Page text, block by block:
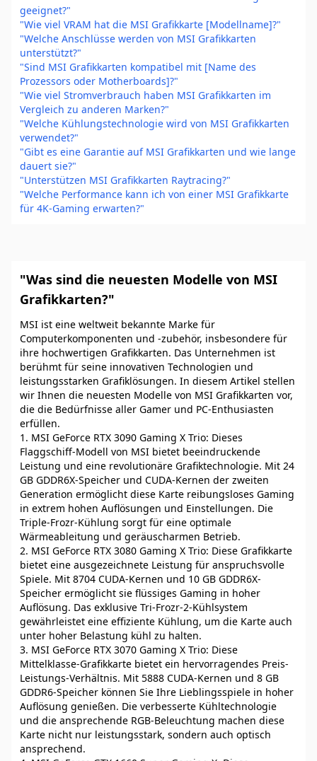
geeignet?"
"Wie viel VRAM hat die MSI Grafikkarte [Modellname]?"
"Welche Anschlüsse werden von MSI Grafikkarten
unterstützt?"
"Sind MSI Grafikkarten kompatibel mit [Name des
Prozessors oder Motherboards]?"
"Wie viel Stromverbrauch haben MSI Grafikkarten im
Vergleich zu anderen Marken?"
"Welche Kühlungstechnologie wird von MSI Grafikkarten
verwendet?"
"Gibt es eine Garantie auf MSI Grafikkarten und wie lange
dauert sie?"
"Unterstützen MSI Grafikkarten Raytracing?"
"Welche Performance kann ich von einer MSI Grafikkarte
für 4K-Gaming erwarten?"
"Was sind die neuesten Modelle von MSI
Grafikkarten?"
MSI ist eine weltweit bekannte Marke für
Computerkomponenten und -zubehör, insbesondere für
ihre hochwertigen Grafikkarten. Das Unternehmen ist
berühmt für seine innovativen Technologien und
leistungsstarken Grafiklösungen. In diesem Artikel stellen
wir Ihnen die neuesten Modelle von MSI Grafikkarten vor,
die die Bedürfnisse aller Gamer und PC-Enthusiasten
erfüllen.
1. MSI GeForce RTX 3090 Gaming X Trio: Dieses
Flaggschiff-Modell von MSI bietet beeindruckende
Leistung und eine revolutionäre Grafiktechnologie. Mit 24
GB GDDR6X-Speicher und CUDA-Kernen der zweiten
Generation ermöglicht diese Karte reibungsloses Gaming
in extrem hohen Auflösungen und Einstellungen. Die
Triple-Frozr-Kühlung sorgt für eine optimale
Wärmeableitung und geräuscharmen Betrieb.
2. MSI GeForce RTX 3080 Gaming X Trio: Diese Grafikkarte
bietet eine ausgezeichnete Leistung für anspruchsvolle
Spiele. Mit 8704 CUDA-Kernen und 10 GB GDDR6X-
Speicher ermöglicht sie flüssiges Gaming in hoher
Auflösung. Das exklusive Tri-Frozr-2-Kühlsystem
gewährleistet eine effiziente Kühlung, um die Karte auch
unter hoher Belastung kühl zu halten.
3. MSI GeForce RTX 3070 Gaming X Trio: Diese
Mittelklasse-Grafikkarte bietet ein hervorragendes Preis-
Leistungs-Verhältnis. Mit 5888 CUDA-Kernen und 8 GB
GDDR6-Speicher können Sie Ihre Lieblingsspiele in hoher
Auflösung genießen. Die verbesserte Kühltechnologie
und die ansprechende RGB-Beleuchtung machen diese
Karte nicht nur leistungsstark, sondern auch optisch
ansprechend.